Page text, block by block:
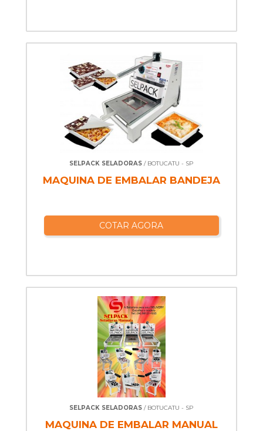
SELPACK SELADORAS / BOTUCATU - SP
MAQUINA DE EMBALAR BANDEJA
COTAR AGORA
SELPACK SELADORAS / BOTUCATU - SP
MAQUINA DE EMBALAR MANUAL